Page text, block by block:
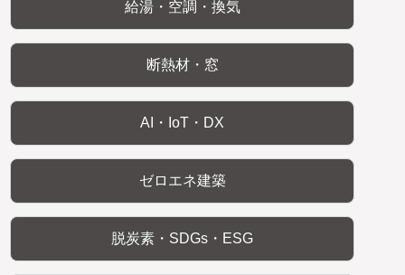
給湯・空調・換気
断熱材・窓
AI・IoT・DX
ゼロエネ建築
脱炭素・SDGs・ESG